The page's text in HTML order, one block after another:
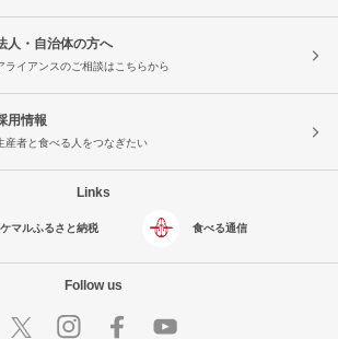
人・自治体の方へ
ライアンスのご相談はこちらから
用情報
産者と食べる人をつなぎたい
Links
マルふるさと納税 食べる通信
Follow us